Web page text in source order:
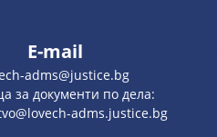
E-mail
adms@justice.bg
за документи по дела:
adms.justice.bg